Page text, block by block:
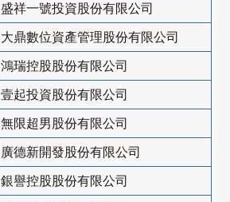
盛祥一號投資股份有限公司
大鼎數位資產管理股份有限公司
鴻瑞控股股份有限公司
壹起投資股份有限公司
無限超男股份有限公司
廣德新開發股份有限公司
銀譽控股股份有限公司